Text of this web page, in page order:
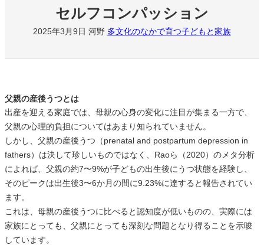
セルフコンパッション
2025年3月9日 河野 多文化のなかで育つ子どもと家族
父親の産後うつとは
出産を迎える家庭では、母親の心身の変化に注目が集まる一方で、
父親の心理的負担についてはあまり知られていません。
しかし、父親の産後うつ（prenatal and postpartum depression in
fathers）は決して珍しいものではなく、Raoら（2020）のメタ分析
によれば、父親の約7〜9%が子どもの出生後にうつ状態を経験し、
そのピークは出生後3〜6か月の間に9.23%に達すると報告されてい
ます。
これは、母親の産後うつに比べると認知度が低いものの、実際には
家族にとっても、父親にとっても深刻な問題となり得ることを示唆
しています。